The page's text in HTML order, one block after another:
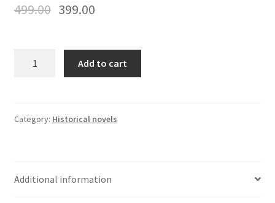
499.00 399.00
&
Selvan
Add to cart
Category: Historical novels
Additional information